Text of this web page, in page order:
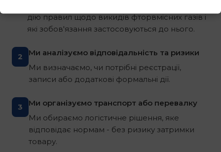
дію правил щодо викидів фторвмісних газів і
які зобов'язання застосовуються до нього.
2
Ми аналізуємо відповідальність та ризики
Ми визначаємо, чи потрібні реєстрації,
записи або додаткові формальні дії.
3
Ми організуємо транспорт або перевалку
Ми обираємо логістичне рішення, яке
відповідає нормам - без ризику затримки
товару.